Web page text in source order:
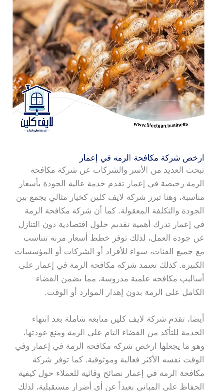
ارخص شركة مكافحة الرمة في إعمار
تبحث العديد من الأسر والشركات عن شركة مكافحة
الرمة رخيصة في إعمار تقدم خدمة عالية الجودة بأسعار
مناسبة، وهنا تبرز شركة لايف كلين كخيار مثالي يجمع بين
الجودة والتكلفة المعقولة. كما أن شركة مكافحة الرمة
في إعمار تدرك أهمية تقديم حلول اقتصادية دون التنازل
عن جودة العمل، لذلك توفر خطط أسعار مرنة تتناسب
مع جميع الفئات، سواء للأفراد أو الشركات أو المؤسسات
الكبيرة. كذلك تعتمد شركة مكافحة الرمة في إعمار على
أساليب مكافحه علمية مدروسة، مما يضمن القضاء
الكامل على الرمة بدون إهدار الموارد أو الوقت.
أيضا، تقدم شركة لايف كلين متابعة شاملة بعد انتهاء
الخدمة للتأكد من القضاء التام على الرمة ومنع عودتها،
وهو ما يجعلها ارخص شركة مكافحة الرمة في إعمار وفي
الوقت نفسه الأكثر فعالية وموثوقية. كما توفر شركة
مكافحة الرمة في إعمار نصائح وقائية للعملاء حول كيفية
الحفاظ على المباني بعيداً عن أي أضرار مستقبلية، لذلك